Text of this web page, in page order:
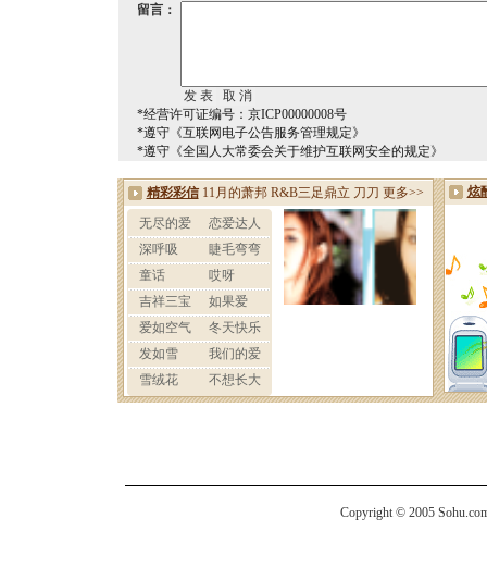
留言：
*经营许可证编号：京ICP00000008号
*遵守《互联网电子公告服务管理规定》
*遵守《全国人大常委会关于维护互联网安全的规定》
Copyright © 2005